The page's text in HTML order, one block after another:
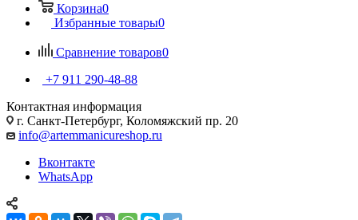
Корзина0
Избранные товары0
Сравнение товаров0
+7 911 290-48-88
Контактная информация
г. Санкт-Петербург, Коломяжский пр. 20
info@artemmanicureshop.ru
Вконтакте
WhatsApp